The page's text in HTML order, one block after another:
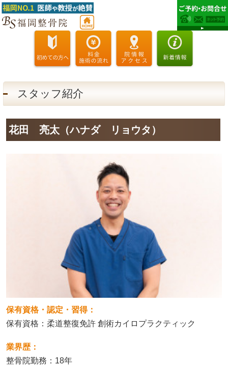
スタッフ紹介
花田 亮太（ハナダ リョウタ）
保有資格・認定・習得：
保有資格：柔道整復免許 創術カイロプラクティック
業界歴：
整骨院勤務：18年